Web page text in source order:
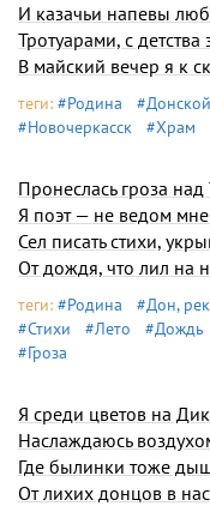
И казачьи напевы
Тротуарами, с
В майский вечер я к
теги: #Родина
#Новочеркасск
#Храм
Пронеслась гроза
Я поэт — не ведом
Сел писать стихи,
От дождя, что лил на
теги: #Родина #Дон,
#Стихи
#Лето #Дождь
#Гроза
Я среди цветов на
Наслаждаюсь
Где былинки тоже
От лихих донцов в